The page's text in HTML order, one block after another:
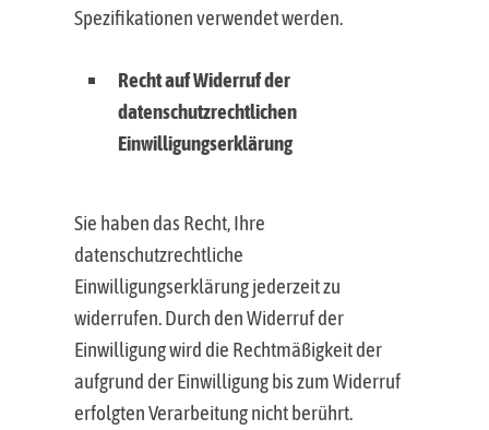
Spezifikationen verwendet werden.
Recht auf Widerruf der
datenschutzrechtlichen
Einwilligungserklärung
Sie haben das Recht, Ihre
datenschutzrechtliche
Einwilligungserklärung jederzeit zu
widerrufen. Durch den Widerruf der
Einwilligung wird die Rechtmäßigkeit der
aufgrund der Einwilligung bis zum Widerruf
erfolgten Verarbeitung nicht berührt.